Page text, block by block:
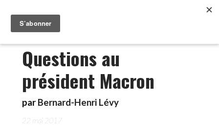
Questions au
président Macron
par Bernard-Henri Lévy
22 mai 2017